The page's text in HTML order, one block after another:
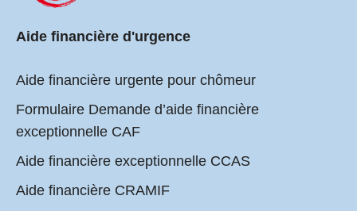
Aide financière d'urgence
Aide financière urgente pour chômeur
Formulaire Demande d’aide financière
exceptionnelle CAF
Aide financière exceptionnelle CCAS
Aide financière CRAMIF